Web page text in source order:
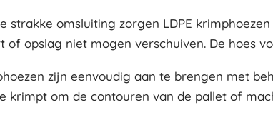
strakke omsluiting zorgen LDPE
of opslag niet mogen verschuiven. De hoes
zijn eenvoudig aan te brengen met
krimpt om de contouren van de pallet of